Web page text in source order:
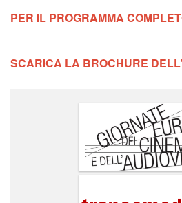
PER IL PROGRAMMA
SCARICA LA BROCHURE